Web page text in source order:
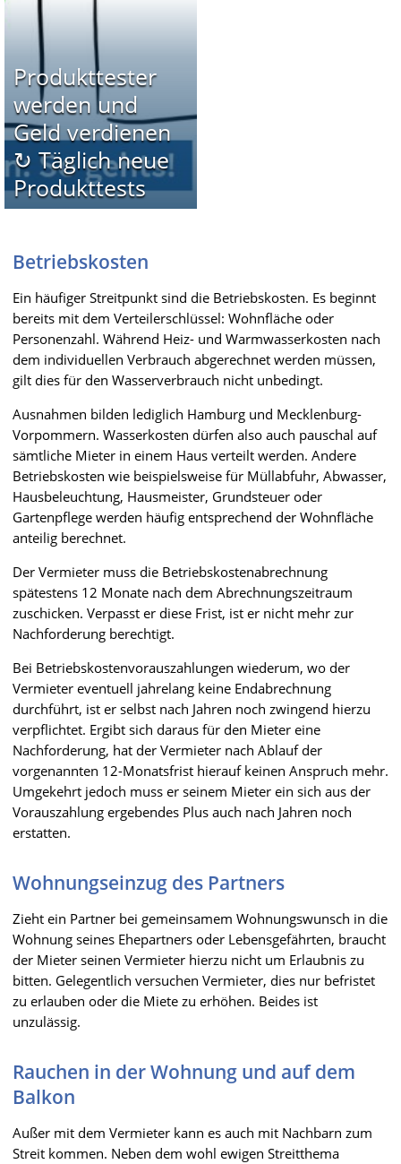
Produkttester
werden und
Geld verdienen
↻ Täglich neue
Produkttests
Betriebskosten
Ein häufiger Streitpunkt sind die Betriebskosten. Es beginnt
bereits mit dem Verteilerschlüssel: Wohnfläche oder
Personenzahl. Während Heiz- und Warmwasserkosten nach
dem individuellen Verbrauch abgerechnet werden müssen,
gilt dies für den Wasserverbrauch nicht unbedingt.
Ausnahmen bilden lediglich Hamburg und Mecklenburg-
Vorpommern. Wasserkosten dürfen also auch pauschal auf
sämtliche Mieter in einem Haus verteilt werden. Andere
Betriebskosten wie beispielsweise für Müllabfuhr, Abwasser,
Hausbeleuchtung, Hausmeister, Grundsteuer oder
Gartenpflege werden häufig entsprechend der Wohnfläche
anteilig berechnet.
Der Vermieter muss die Betriebskostenabrechnung
spätestens 12 Monate nach dem Abrechnungszeitraum
zuschicken. Verpasst er diese Frist, ist er nicht mehr zur
Nachforderung berechtigt.
Bei Betriebskostenvorauszahlungen wiederum, wo der
Vermieter eventuell jahrelang keine Endabrechnung
durchführt, ist er selbst nach Jahren noch zwingend hierzu
verpflichtet. Ergibt sich daraus für den Mieter eine
Nachforderung, hat der Vermieter nach Ablauf der
vorgenannten 12-Monatsfrist hierauf keinen Anspruch mehr.
Umgekehrt jedoch muss er seinem Mieter ein sich aus der
Vorauszahlung ergebendes Plus auch nach Jahren noch
erstatten.
Wohnungseinzug des Partners
Zieht ein Partner bei gemeinsamem Wohnungswunsch in die
Wohnung seines Ehepartners oder Lebensgefährten, braucht
der Mieter seinen Vermieter hierzu nicht um Erlaubnis zu
bitten. Gelegentlich versuchen Vermieter, dies nur befristet
zu erlauben oder die Miete zu erhöhen. Beides ist
unzulässig.
Rauchen in der Wohnung und auf dem
Balkon
Außer mit dem Vermieter kann es auch mit Nachbarn zum
Streit kommen. Neben dem wohl ewigen Streitthema